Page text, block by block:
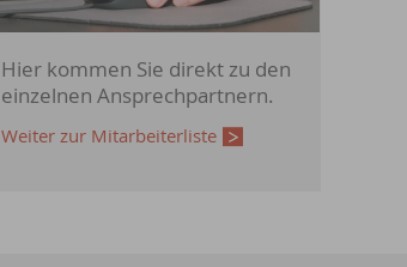
Hier kommen Sie direkt zu den
einzelnen Ansprechpartnern.
Weiter zur Mitarbeiterliste